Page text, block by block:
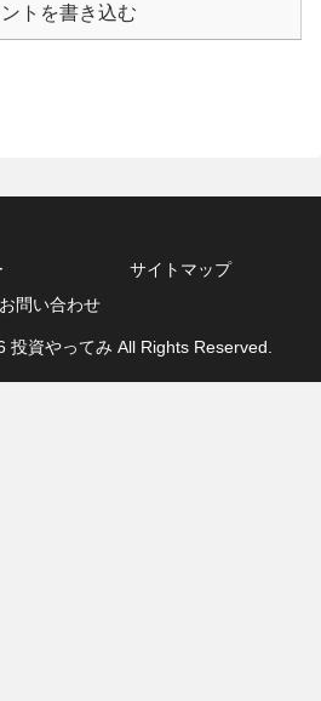
トを書き込む
サイトマップ
お問い合わせ
資やってみ All Rights Reserved.